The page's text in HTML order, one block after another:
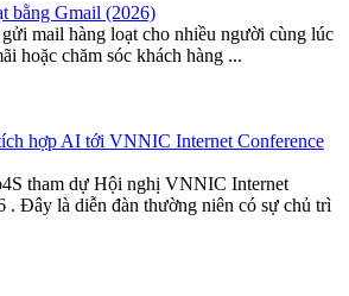
bằng Gmail (2026)
mail hàng loạt cho nhiều người cùng lúc
hoặc chăm sóc khách hàng ...
hợp AI tới VNNIC Internet Conference
tham dự Hội nghị VNNIC Internet
. Đây là diễn đàn thường niên có sự chủ trì